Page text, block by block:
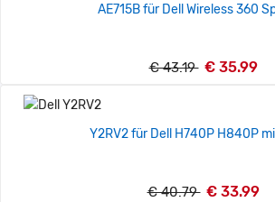
AE715B für Dell Wireless 360
€ 43.19 € 35.99
Y2RV2 für Dell H740P H840P
€ 40.79 € 33.99